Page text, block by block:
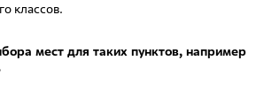
классов.
мест для таких пунктов, например